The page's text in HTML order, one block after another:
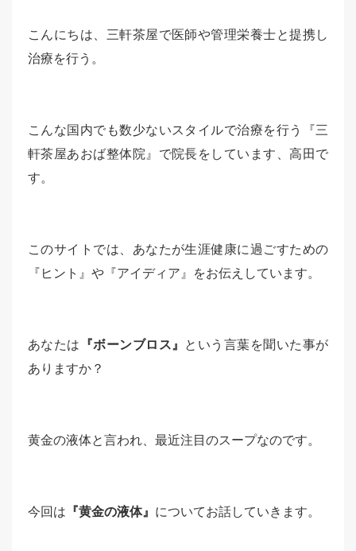
こんにちは、三軒茶屋で医師や管理栄養士と提携し
治療を行う。
こんな国内でも数少ないスタイルで治療を行う『三
軒茶屋あおば整体院』で院長をしています、高田で
す。
このサイトでは、あなたが生涯健康に過ごすための
『ヒント』や『アイディア』をお伝えしています。
あなたは 『ボーンブロス』 という言葉を聞いた事が
ありますか？
黄金の液体と言われ、最近注目のスープなのです。
今回は 『黄金の液体』 についてお話していきます。